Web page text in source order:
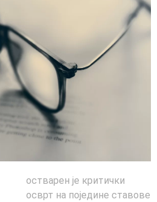
остварен је критички
осврт на поједине ставове